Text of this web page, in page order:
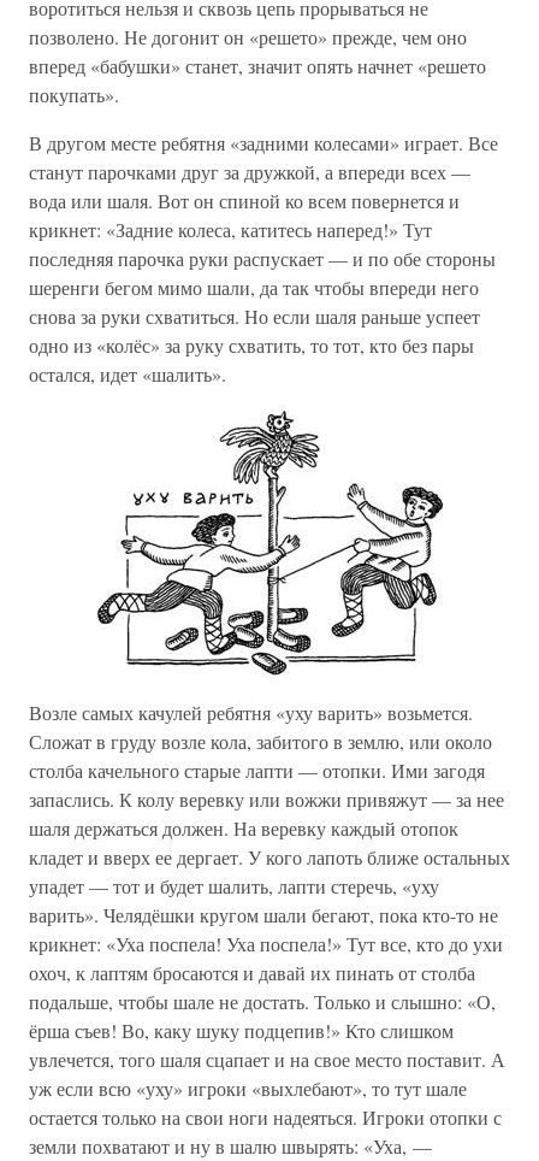
воротиться нельзя и сквозь цепь прорываться не
позволено. Не догонит он «решето» прежде, чем оно
вперед «бабушки» станет, значит опять начнет «решето
покупать».
В другом месте ребятня «задними колесами» играет. Все
станут парочками друг за дружкой, а впереди всех —
вода или шаля. Вот он спиной ко всем повернется и
крикнет: «Задние колеса, катитесь наперед!» Тут
последняя парочка руки распускает — и по обе стороны
шеренги бегом мимо шали, да так чтобы впереди него
снова за руки схватиться. Но если шаля раньше успеет
одно из «колёс» за руку схватить, то тот, кто без пары
остался, идет «шалить».
Возле самых качулей ребятня «уху варить» возьмется.
Сложат в груду возле кола, забитого в землю, или около
столба качельного старые лапти — отопки. Ими загодя
запаслись. К колу веревку или вожжи привяжут — за нее
шаля держаться должен. На веревку каждый отопок
кладет и вверх ее дергает. У кого лапоть ближе остальных
упадет — тот и будет шалить, лапти стеречь, «уху
варить». Челядёшки кругом шали бегают, пока кто-то не
крикнет: «Уха поспела! Уха поспела!» Тут все, кто до ухи
охоч, к лаптям бросаются и давай их пинать от столба
подальше, чтобы шале не достать. Только и слышно: «О,
ёрша съев! Во, каку шуку подцепив!» Кто слишком
увлечется, того шаля сцапает и на свое место поставит. А
уж если всю «уху» игроки «выхлебают», то тут шале
остается только на свои ноги надеяться. Игроки отопки с
земли похватают и ну в шалю швырять: «Уха, —